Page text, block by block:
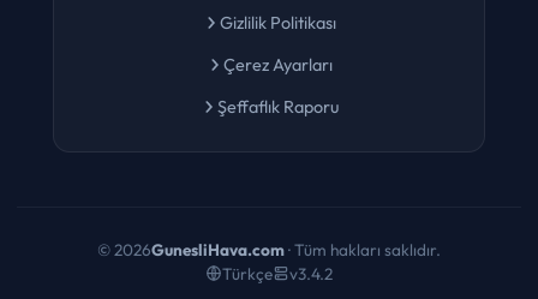
GunesliHava.com· Tüm hakları saklıdır.